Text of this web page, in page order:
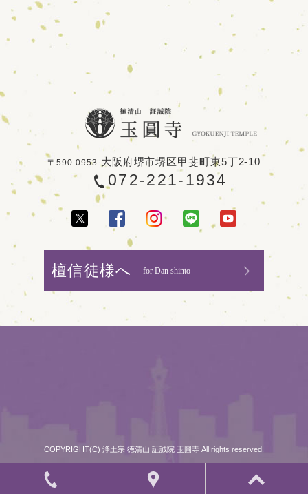
〒590-0953 大阪府堺市堺区甲斐町東5丁2-10
072-221-1934
檀信徒様へ for Dan shinto
COPYRIGHT(C) 浄土宗 徳清山 証誠院 玉圓寺 All rights reserved.